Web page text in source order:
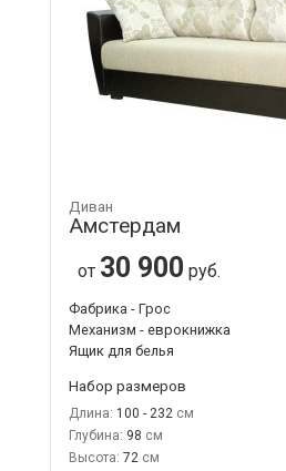
Диван
Амстердам
от 30 900 руб.
Фабрика - Грос
Механизм - еврокнижка
Ящик для белья
Набор размеров
Длина: 100 - 232
Глубина: 98
Высота: 72